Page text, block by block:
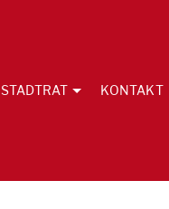
STADTRAT KONTAKT